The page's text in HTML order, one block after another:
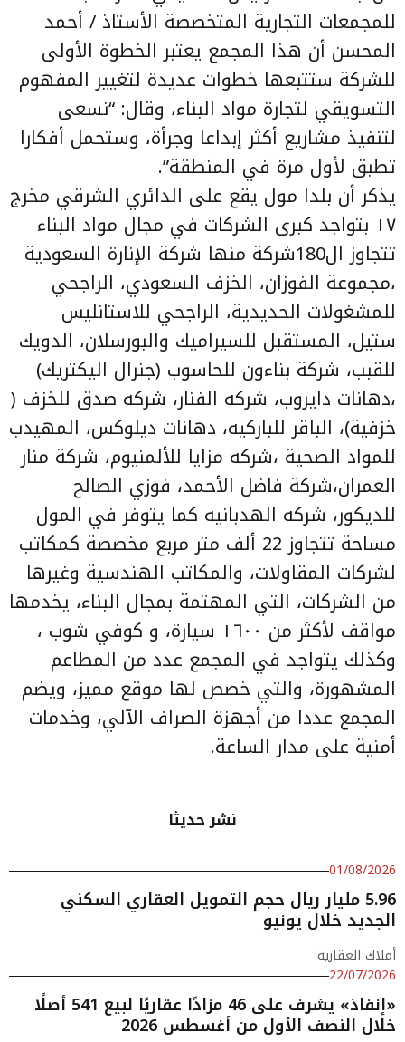
للمجمعات التجارية المتخصصة الأستاذ / أحمد
المحسن أن هذا المجمع يعتبر الخطوة الأولى
للشركة ستتبعها خطوات عديدة لتغيير المفهوم
التسويقي لتجارة مواد البناء، وقال: “نسعى
لتنفيذ مشاريع أكثر إبداعا وجرأة، وستحمل أفكارا
تطبق لأول مرة في المنطقة”.
يذكر أن بلدا مول يقع على الدائري الشرقي مخرج
١٧ بتواجد كبرى الشركات في مجال مواد البناء
تتجاوز ال180شركة منها شركة الإنارة السعودية
،مجموعة الفوزان، الخزف السعودي، الراجحي
للمشغولات الحديدية، الراجحي للاستانليس
ستيل، المستقبل للسيراميك والبورسلان، الدويك
للقبب، شركة بناءون للحاسوب (جنرال اليكتريك)
،دهانات دايروب، شركه الفنار، شركه صدق للخزف (
خزفية)، الباقر للباركيه، دهانات ديلوكس، المهيدب
للمواد الصحية ،شركه مزايا للألمنيوم، شركة منار
العمران،شركة فاضل الأحمد، فوزي الصالح
للديكور، شركه الهدبانيه كما يتوفر في المول
مساحة تتجاوز 22 ألف متر مربع مخصصة كمكاتب
لشركات المقاولات، والمكاتب الهندسية وغيرها
من الشركات، التي المهتمة بمجال البناء، يخدمها
مواقف لأكثر من ١٦٠٠ سيارة، و كوفي شوب ،
وكذلك يتواجد في المجمع عدد من المطاعم
المشهورة، والتي خصص لها موقع مميز، ويضم
المجمع عددا من أجهزة الصراف الآلي، وخدمات
أمنية على مدار الساعة.
نشر حديثا
01/08/2026
5.96 مليار ريال حجم التمويل العقاري السكني
الجديد خلال يونيو
أملاك العقارية
22/07/2026
«إنفاذ» يشرف على 46 مزادًا عقاريًا لبيع 541 أصلًا
خلال النصف الأول من أغسطس 2026